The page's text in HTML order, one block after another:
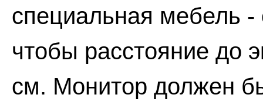
специальная мебель -
чтобы расстояние до
см. Монитор должен